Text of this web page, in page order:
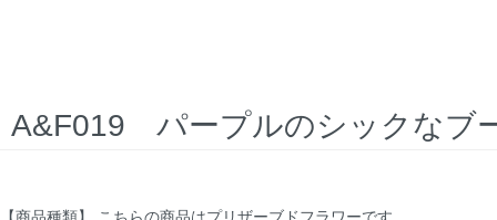
A&F019 パープルのシックなブ
【商品種類】 こちらの商品はプリザーブドフラワーです。